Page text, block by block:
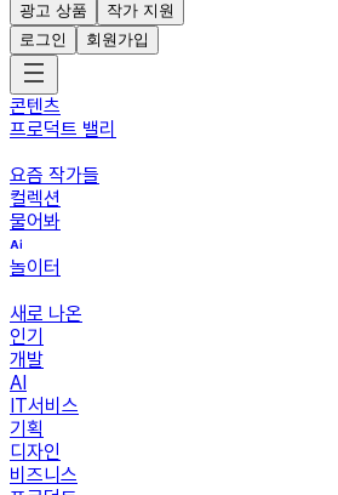
광고 상품
작가 지원
로그인
회원가입
콘텐츠
프로덕트 밸리
요즘 작가들
컬렉션
물어봐
놀이터
새로 나온
인기
개발
AI
IT서비스
기획
디자인
비즈니스